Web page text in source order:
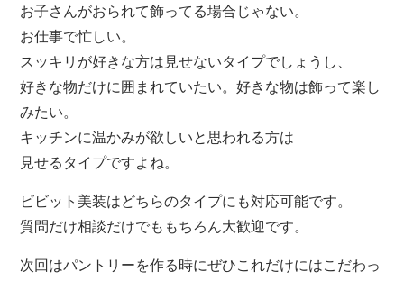
お子さんがおられて飾ってる場合じゃない。
お仕事で忙しい。
スッキリが好きな方は見せないタイプでしょうし、
好きな物だけに囲まれていたい。好きな物は飾って楽し
みたい。
キッチンに温かみが欲しいと思われる方は
見せるタイプですよね。
ビビット美装はどちらのタイプにも対応可能です。
質問だけ相談だけでももちろん大歓迎です。
次回はパントリーを作る時にぜひこれだけにはこだわっ